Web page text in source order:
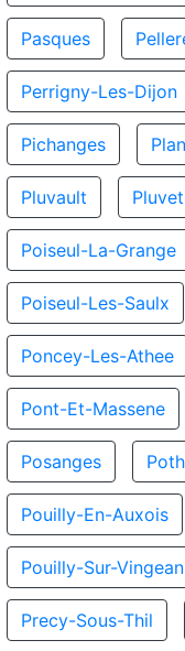
Pasques
Perrigny-Les-Dijon
Pichanges
Pluvault Pluvet
Poiseul-La-Grange
Poiseul-Les-Saulx
Poncey-Les-Athee
Pont-Et-Massene
Posanges
Pouilly-En-Auxois
Pouilly-Sur-
Precy-Sous-Thil